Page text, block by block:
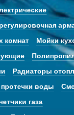
комнат
Мойки
Радиаторы
воды
газа